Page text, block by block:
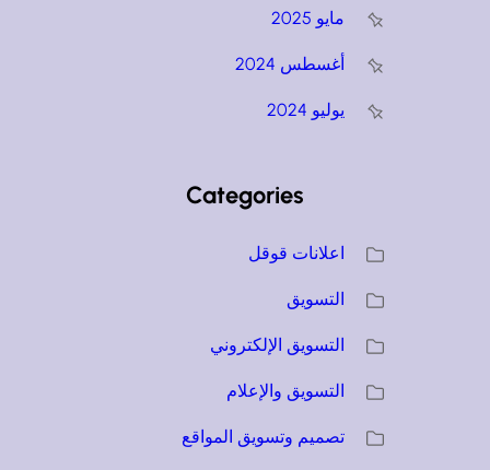
مايو 2025
أغسطس 2024
يوليو 2024
Categories
اعلانات قوقل
التسويق
التسويق الإلكتروني
التسويق والإعلام
تصميم وتسويق المواقع